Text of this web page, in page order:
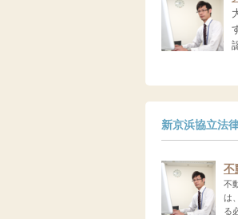
新京浜協立法
不
不
は
る